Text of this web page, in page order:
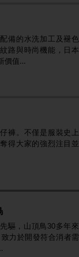
備的水洗加工及褪色
路與時尚機能，日本
價值...
褲。不僅是服裝史上
得大家的強烈注目並
驅，山頂鳥30多年來
力於開發符合消者需